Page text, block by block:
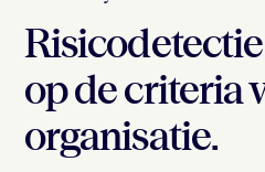
op de criteria
organisatie.